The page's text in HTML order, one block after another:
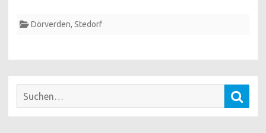
Dörverden, Stedorf
Suchen